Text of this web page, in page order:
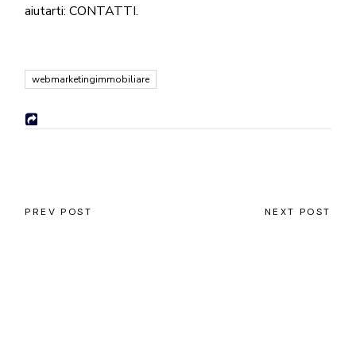
aiutarti:CONTATTI.
webmarketingimmobiliare
PREV POST NEXT POST